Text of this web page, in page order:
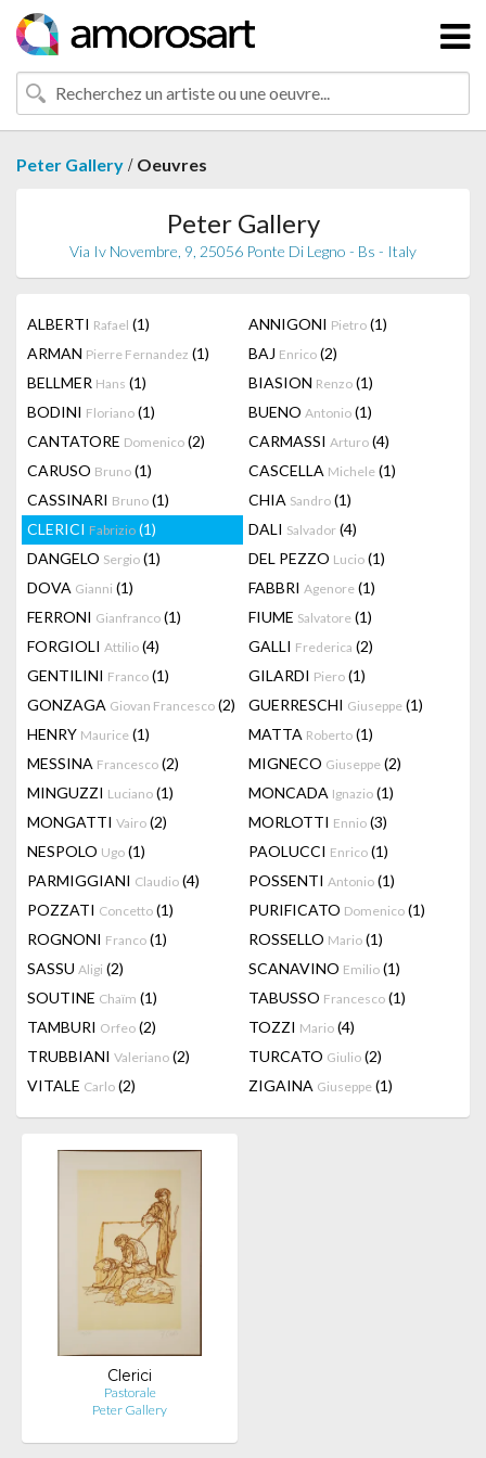
Peter Gallery / Oeuvres
Peter Gallery
Via Iv Novembre, 9, 25056 Ponte Di Legno - Bs - Italy
ALBERTI Rafael (1) ANNIGONI Pietro (1)
ARMAN Pierre Fernandez (1) BAJ Enrico (2)
BELLMER Hans (1) BIASION Renzo (1)
BODINI Floriano (1) BUENO Antonio (1)
CANTATORE Domenico (2) CARMASSI Arturo (4)
CARUSO Bruno (1) CASCELLA Michele (1)
CASSINARI Bruno (1) CHIA Sandro (1)
CLERICI Fabrizio (1) DALI Salvador (4)
DANGELO Sergio (1) DEL PEZZO Lucio (1)
DOVA Gianni (1) FABBRI Agenore (1)
FERRONI Gianfranco (1) FIUME Salvatore (1)
FORGIOLI Attilio (4) GALLI Frederica (2)
GENTILINI Franco (1) GILARDI Piero (1)
GONZAGA Giovan Francesco (2) GUERRESCHI Giuseppe (1)
HENRY Maurice (1) MATTA Roberto (1)
MESSINA Francesco (2) MIGNECO Giuseppe (2)
MINGUZZI Luciano (1) MONCADA Ignazio (1)
MONGATTI Vairo (2) MORLOTTI Ennio (3)
NESPOLO Ugo (1) PAOLUCCI Enrico (1)
PARMIGGIANI Claudio (4) POSSENTI Antonio (1)
POZZATI Concetto (1) PURIFICATO Domenico (1)
ROGNONI Franco (1) ROSSELLO Mario (1)
SASSU Aligi (2) SCANAVINO Emilio (1)
SOUTINE Chaïm (1) TABUSSO Francesco (1)
TAMBURI Orfeo (2) TOZZI Mario (4)
TRUBBIANI Valeriano (2) TURCATO Giulio (2)
VITALE Carlo (2) ZIGAINA Giuseppe (1)
Clerici
Pastorale
Peter Gallery